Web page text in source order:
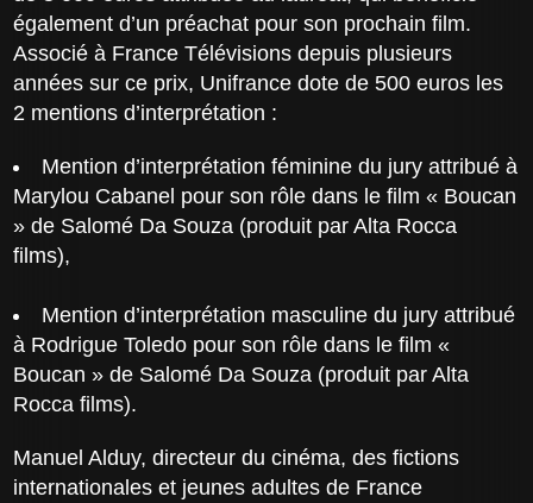
également d’un préachat pour son prochain film.
Associé à France Télévisions depuis plusieurs
années sur ce prix, Unifrance dote de 500 euros les
2 mentions d’interprétation :
Mention d’interprétation féminine du jury attribué à
Marylou Cabanel pour son rôle dans le film « Boucan
» de Salomé Da Souza (produit par Alta Rocca
films),
Mention d’interprétation masculine du jury attribué
à Rodrigue Toledo pour son rôle dans le film «
Boucan » de Salomé Da Souza (produit par Alta
Rocca films).
Manuel Alduy, directeur du cinéma, des fictions
internationales et jeunes adultes de France